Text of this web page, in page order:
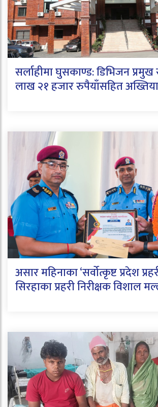
सर्लाहीमा घुसकाण्ड: डिभिजन
लाख २१ हजार रुपैयाँसहित
असार महिनाका ‘सर्वोत्कृष्ट प्रदेश
सिरहाका प्रहरी निरीक्षक विशाल